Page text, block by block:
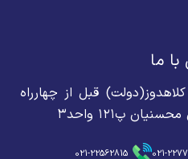
ما
قبل از چهارراه
پ۱۲۱ واحد۳
021-
021-22562815